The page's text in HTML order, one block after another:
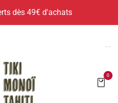
dès 49€ d'achats
0